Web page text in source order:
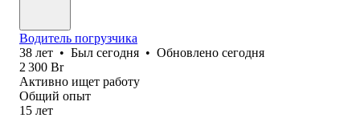
Водитель погрузчика
38 лет • Был сегодня • Обновлено сегодня
2 300 Br
Активно ищет работу
Общий опыт
15 лет